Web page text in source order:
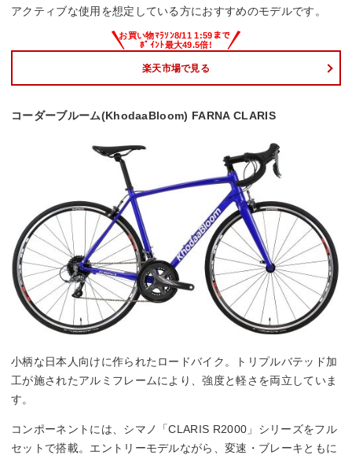
アクティブな使用を想定している方におすすめのモデルです。
楽天市場で見る
コーダーブルーム(KhodaaBloom) FARNA CLARIS
小柄な日本人向けに作られたロードバイク。トリプルバテッド加
工が施されたアルミフレームにより、強度と軽さを両立していま
す。
コンポーネントには、シマノ「CLARIS R2000」シリーズをフル
セットで搭載。エントリーモデルながら、変速・ブレーキともに